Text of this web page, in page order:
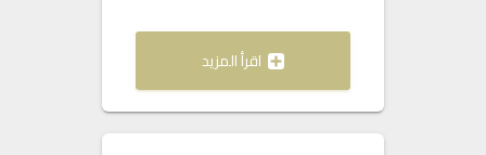
اقرأ المزيد